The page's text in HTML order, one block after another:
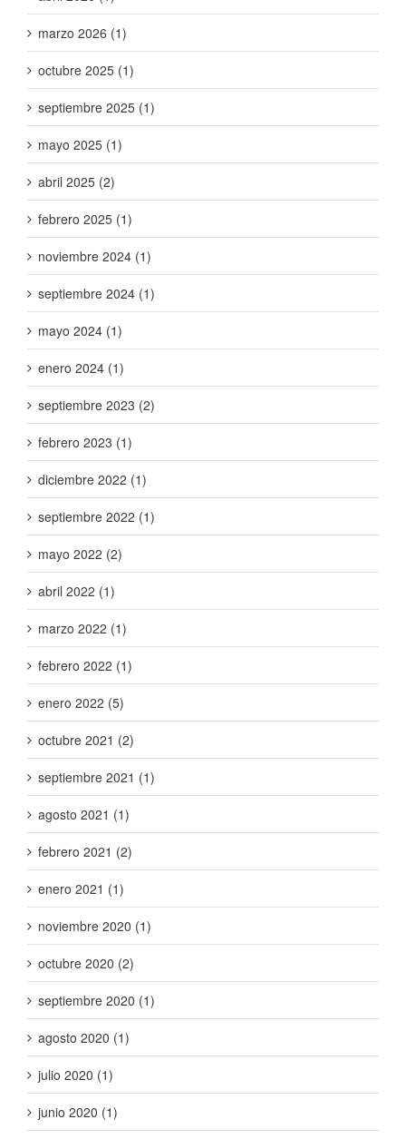
marzo 2026 (1)
octubre 2025 (1)
septiembre 2025 (1)
mayo 2025 (1)
abril 2025 (2)
febrero 2025 (1)
noviembre 2024 (1)
septiembre 2024 (1)
mayo 2024 (1)
enero 2024 (1)
septiembre 2023 (2)
febrero 2023 (1)
diciembre 2022 (1)
septiembre 2022 (1)
mayo 2022 (2)
abril 2022 (1)
marzo 2022 (1)
febrero 2022 (1)
enero 2022 (5)
octubre 2021 (2)
septiembre 2021 (1)
agosto 2021 (1)
febrero 2021 (2)
enero 2021 (1)
noviembre 2020 (1)
octubre 2020 (2)
septiembre 2020 (1)
agosto 2020 (1)
julio 2020 (1)
junio 2020 (1)